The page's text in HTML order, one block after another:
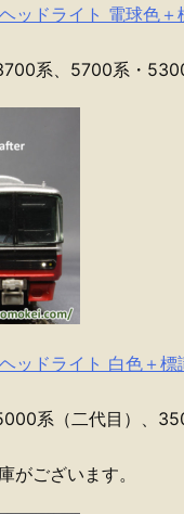
ッドライト 電球色
系、5700系・
ッドライト 白色＋
系（二代目）、
がございます。